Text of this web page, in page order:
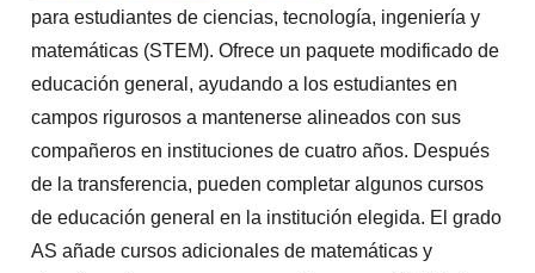
para estudiantes de ciencias, tecnología, ingeniería y
matemáticas (STEM). Ofrece un paquete modificado de
educación general, ayudando a los estudiantes en
campos rigurosos a mantenerse alineados con sus
compañeros en instituciones de cuatro años. Después
de la transferencia, pueden completar algunos cursos
de educación general en la institución elegida. El grado
AS añade cursos adicionales de matemáticas y